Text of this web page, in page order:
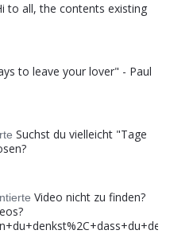
to all, the contents existing
to leave your lover" - Paul
Suchst du vielleicht "Tage
Video nicht zu finden?